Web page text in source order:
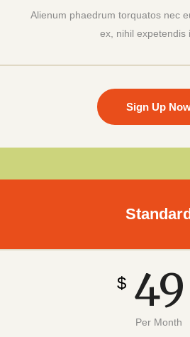
Alienum phaedrum torquatos nec
ex, nihil expetendis
Sign Up
$ 49
Per Month